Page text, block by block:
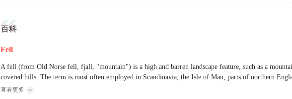
百科
Fell
A fell (from Old Norse fell, fjall, "mountain") is a high and barren landscape feature, such as a
covered hills. The term is most often employed in Scandinavia, the Isle of Man, parts of northern
查看更多